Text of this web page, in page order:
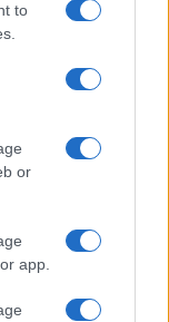
to
or
app.
kimarad a One